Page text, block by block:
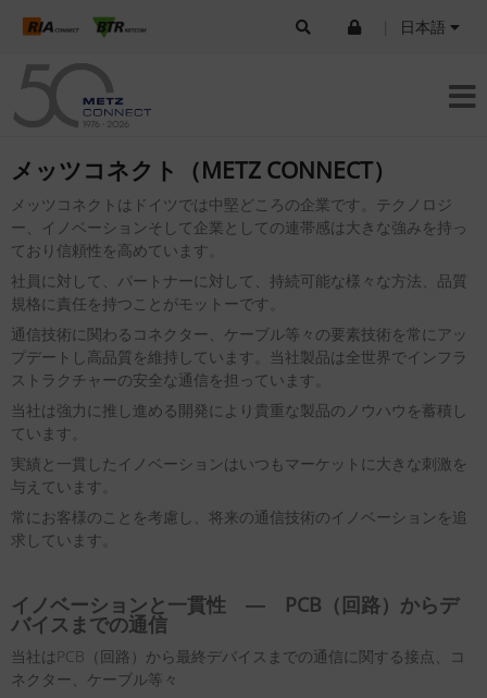
日本語
メッツコネクト（METZ CONNECT）
メッツコネクトはドイツでは中堅どころの企業です。テクノロジ
ー、イノベーションそして企業としての連帯感は大きな強みを持っ
ており信頼性を高めています。
社員に対して、パートナーに対して、持続可能な様々な方法、品質
規格に責任を持つことがモットーです。
通信技術に関わるコネクター、ケーブル等々の要素技術を常にアッ
プデートし高品質を維持しています。当社製品は全世界でインフラ
ストラクチャーの安全な通信を担っています。
当社は強力に推し進める開発により貴重な製品のノウハウを蓄積し
ています。
実績と一貫したイノベーションはいつもマーケットに大きな刺激を
与えています。
常にお客様のことを考慮し、将来の通信技術のイノベーションを追
求しています。
イノベーションと一貫性 ― PCB（回路）からデ
バイスまでの通信
当社はPCB（回路）から最終デバイスまでの通信に関する接点、コ
ネクター、ケーブル等々